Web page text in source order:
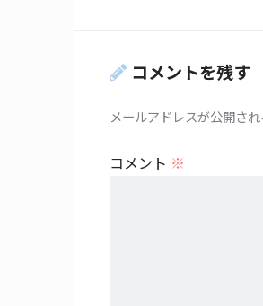
コメントを残す
メールアドレスが公開さ
コメント ※